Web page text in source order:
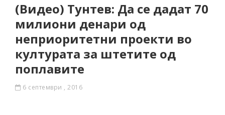
(Видео) Тунтев: Да се дадат 70
милиони денари од
неприоритетни проекти во
културата за штетите од
поплавите
6 септември , 2016